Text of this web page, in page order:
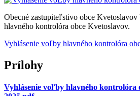
Obecné zastupiteľstivo obce
hlavného kontrolóra obce Kvetoslavov.
Vyhlásenie voľby hlavného kontrolóra
Prílohy
Vyhlásenie voľby hlavného kontrolóra